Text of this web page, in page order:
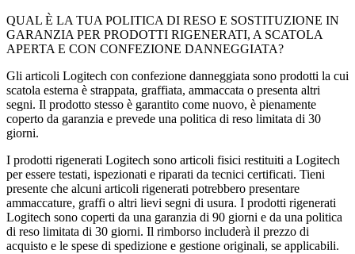
QUAL È LA TUA POLITICA DI RESO E SOSTITUZIONE IN
GARANZIA PER PRODOTTI RIGENERATI, A SCATOLA
APERTA E CON CONFEZIONE DANNEGGIATA?
Gli articoli Logitech con confezione danneggiata sono prodotti la cui
scatola esterna è strappata, graffiata, ammaccata o presenta altri
segni. Il prodotto stesso è garantito come nuovo, è pienamente
coperto da garanzia e prevede una politica di reso limitata di 30
giorni.
I prodotti rigenerati Logitech sono articoli fisici restituiti a Logitech
per essere testati, ispezionati e riparati da tecnici certificati. Tieni
presente che alcuni articoli rigenerati potrebbero presentare
ammaccature, graffi o altri lievi segni di usura. I prodotti rigenerati
Logitech sono coperti da una garanzia di 90 giorni e da una politica
di reso limitata di 30 giorni. Il rimborso includerà il prezzo di
acquisto e le spese di spedizione e gestione originali, se applicabili.